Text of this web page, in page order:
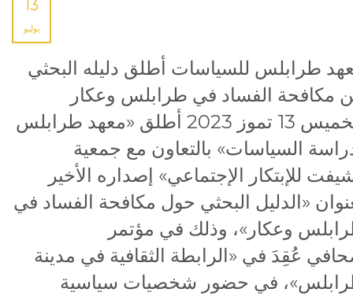
13
يوليو
طرابلس للسياسات أطلق دليله البحثي
مكافحة الفساد في طرابلس وعكار
الخميس 13 تموز 2023 أطلق «معهد طرابلس
السياسات» بالتعاون مع جمعية
للإبتكار الإجتماعي» إصداره الأخير
«الدليل البحثي حول مكافحة الفساد في
وعكار»، وذلك في مؤتمر
عُقِدَ في «الرابطة الثقافية في مدينة
في حضور شخصيات سياسية